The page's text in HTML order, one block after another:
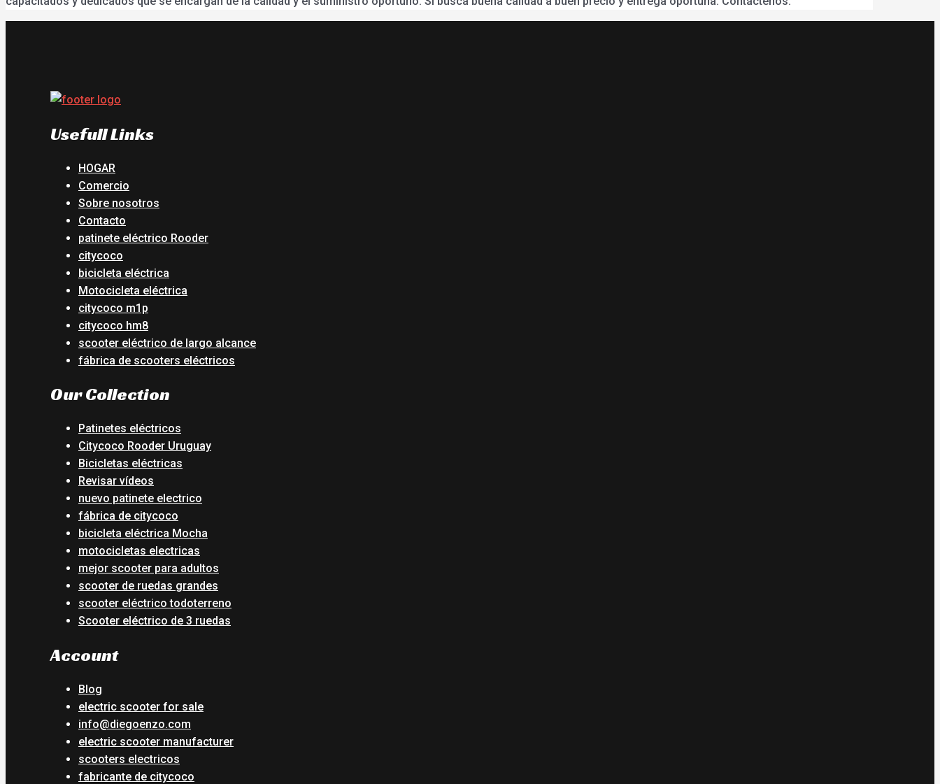
Usefull Links
HOGAR
Comercio
Sobre nosotros
Contacto
patinete eléctrico Rooder
citycoco
bicicleta eléctrica
Motocicleta eléctrica
citycoco m1p
citycoco hm8
scooter eléctrico de largo alcance
fábrica de scooters eléctricos
Our Collection
Patinetes eléctricos
Citycoco Rooder Uruguay
Bicicletas eléctricas
Revisar vídeos
nuevo patinete electrico
fábrica de citycoco
bicicleta eléctrica Mocha
motocicletas electricas
mejor scooter para adultos
scooter de ruedas grandes
scooter eléctrico todoterreno
Scooter eléctrico de 3 ruedas
Account
Blog
electric scooter for sale
info@diegoenzo.com
electric scooter manufacturer
scooters electricos
fabricante de citycoco